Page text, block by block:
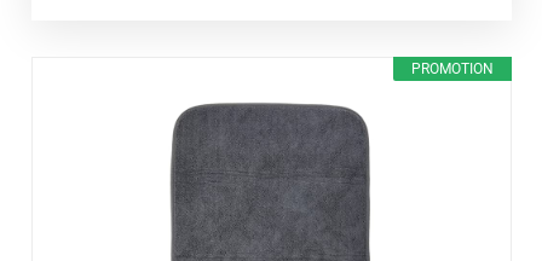
PROMOTION